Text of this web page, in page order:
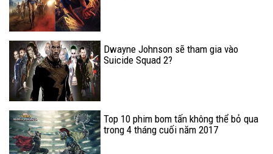
Dwayne Johnson sẽ tham gia vào
Suicide Squad 2?
Top 10 phim bom tấn không thể bỏ qua
trong 4 tháng cuối năm 2017